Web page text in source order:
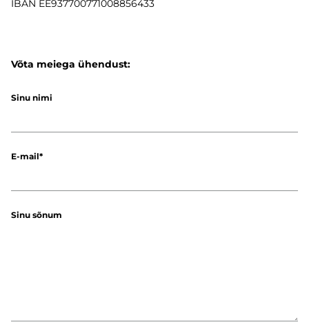
IBAN EE937700771008856433
Võta meiega ühendust:
Sinu nimi
E-mail
Sinu sõnum